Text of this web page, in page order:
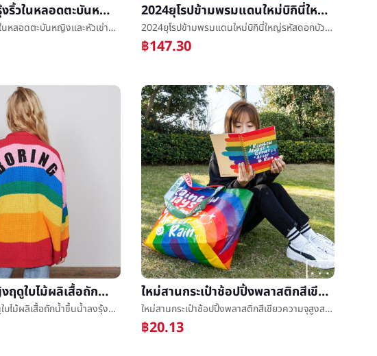
ข้ามพรมแดนรุ้งริ้วในหลอดตะบันหญิงและหัวเข่าตะบันแต่หัวเข่าæ£ตะบันcopsplayแสดงตะบันพบลูกวัวตะบัน
ข้ามพรมแดนรุ้งริ้วในหลอดตะบันหญิงและหัวเข่าตะบันแต่หัวเข่าæ£ตะบันcopsplayแสดงตะบันพบลูกวัวตะบัน
2024ยุโรปข้ามพรมแดนใหม่บิกินี่ใหญ่รหัสดอกบัวปิดหน้าท้องรุ้งการเปลี่ยนแปลงอย่างค่อยเป็นค่อยไปชาวสยามชุดว่ายน้ำ
2024ยุโรปข้ามพรมแดนใหม่บิกินี่ใหญ่รหัสดอกบัวปิดหน้าท้องรุ้งการเปลี่ยนแปลงอย่างค่อยเป็นค่อยไปชาวสยามชุดว่ายน้ำ
฿147.30
2024ใหม่ผู้หญิงฤดูใบไม้ผลิเสื้อถักน้ำขึ้นน้ำลงรุ้งแถบสีตีสีหวานเสื้อสเวตเตอร์ถักเสื้อกันหนาวหลวมปุ่มเสื้อโค้ท
2024ใหม่ผู้หญิงฤดูใบไม้ผลิเสื้อถักน้ำขึ้นน้ำลงรุ้งแถบสีตีสีหวานเสื้อสเวตเตอร์ถักเสื้อกันหนาวหลวมปุ่มเสื้อโค้ท
ใหม่สานกระเป๋าช้อปปิ้งพลาสติกสีเขียวความจุสูงสานè¢พับชั้นวางของใหญ่baggedกระเป๋าถือ
ใหม่สานกระเป๋าช้อปปิ้งพลาสติกสีเขียวความจุสูงสานè¢พับชั้นวางของใหญ่baggedกระเป๋าถือ
฿20.13